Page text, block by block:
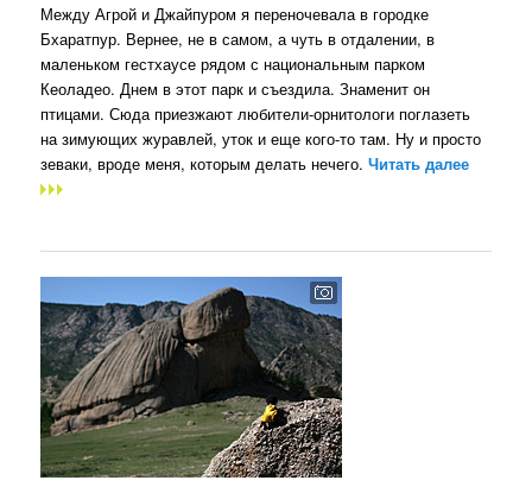
Между Агрой и Джайпуром я переночевала в городке
Бхаратпур. Вернее, не в самом, а чуть в отдалении, в
маленьком гестхаусе рядом с национальным парком
Кеоладео. Днем в этот парк и съездила. Знаменит он
птицами. Сюда приезжают любители-орнитологи поглазеть
на зимующих журавлей, уток и еще кого-то там. Ну и просто
зеваки, вроде меня, которым делать нечего.Читать далее